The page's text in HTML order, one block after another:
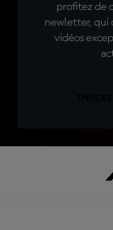
profitez de
newletter, qui
vidéos